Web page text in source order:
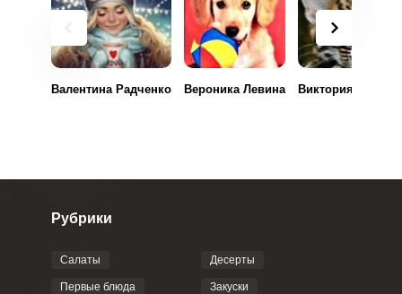
Валентина Радченко Вероника Левина Виктория
Рубрики
Салаты
Первые блюда
Десерты
Закуски